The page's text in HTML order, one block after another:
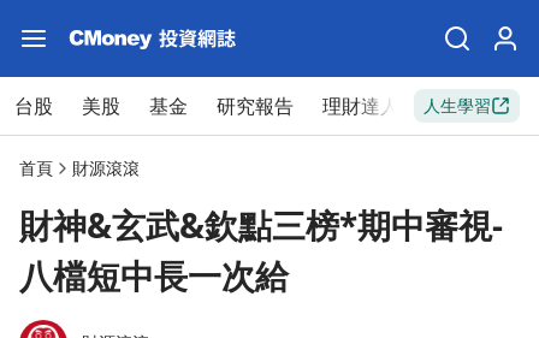
台股 美股 基金 研究報告 理財達人 新手入門
人生學習
首頁 財源滾滾
財神&玄武&欽點三榜*期中審視-
八檔短中長一次給